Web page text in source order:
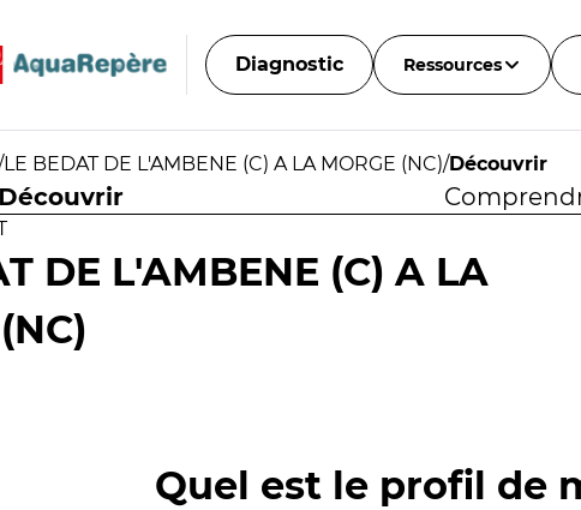
Diagnostic Ressources
LE BEDAT DE L'AMBENE (C) A LA MORGE (NC)/Découvrir
Découvrir
DE L'AMBENE (C) A LA
Quel est le profil de